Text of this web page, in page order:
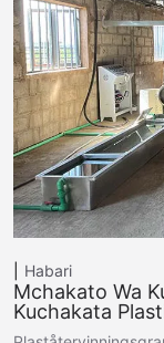
Habari
Mchakato Wa
Kuchakata